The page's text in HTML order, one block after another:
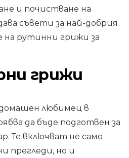
и почистване на
съвети за най-добрия
на рутинни грижи за
грижи
любимец в
да бъде подготвен за
Те включват не само
прегледи, но и